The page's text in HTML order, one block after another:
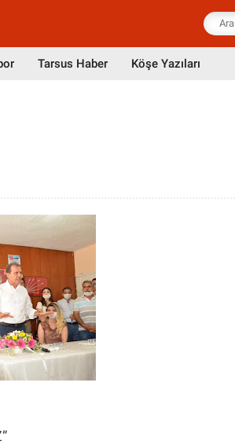
Tarsus Haber Köşe Yazıları